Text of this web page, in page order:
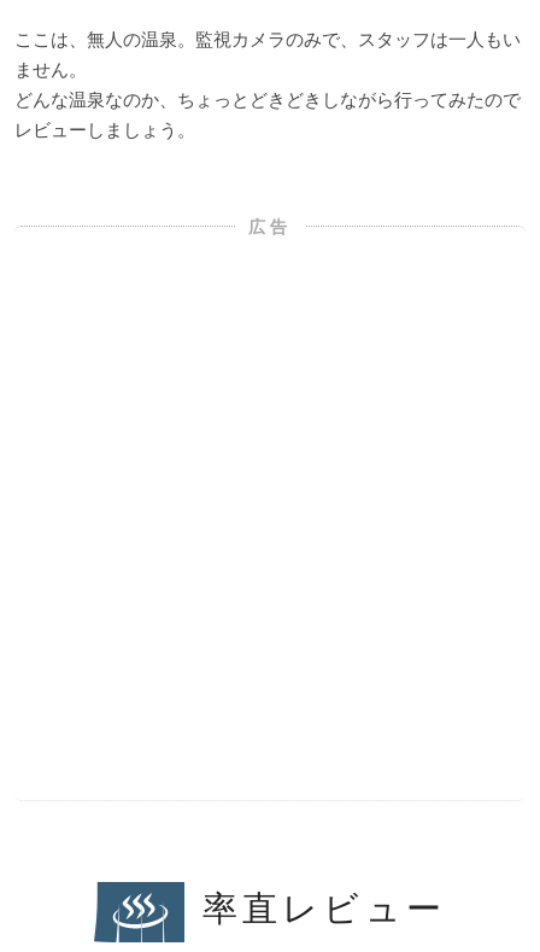
ここは、無人の温泉。監視カメラのみで、スタッフは一人もい
ません。
どんな温泉なのか、ちょっとどきどきしながら行ってみたので
レビューしましょう。
率直レビュー